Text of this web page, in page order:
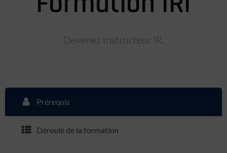
Devenez instructeur IR.
Prérequis
Déroulé de la formation